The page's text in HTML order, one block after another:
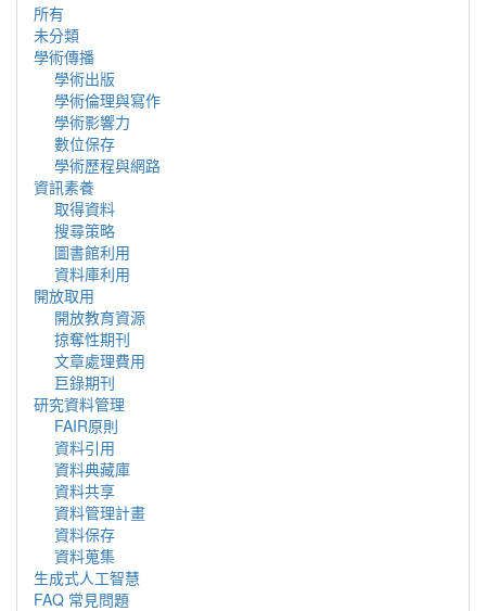
所有
未分類
學術傳播
學術出版
學術倫理與寫作
學術影響力
數位保存
學術歷程與網路
資訊素養
取得資料
搜尋策略
圖書館利用
資料庫利用
開放取用
開放教育資源
掠奪性期刊
文章處理費用
巨錄期刊
研究資料管理
FAIR原則
資料引用
資料典藏庫
資料共享
資料管理計畫
資料保存
資料蒐集
生成式人工智慧
FAQ 常見問題